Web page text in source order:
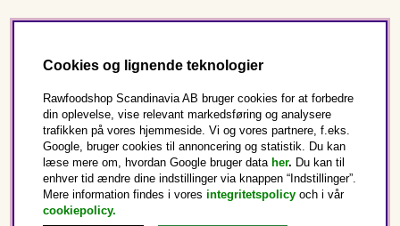
Dette er Rawfoodshop
Danmark
Cookies og lignende teknologier
Rawfoodshop Scandinavia AB bruger cookies for at forbedre
din oplevelse, vise relevant markedsføring og analysere
trafikken på vores hjemmeside. Vi og vores partnere, f.eks.
Google, bruger cookies til annoncering og statistik. Du kan
læse mere om, hvordan Google bruger data her. Du kan til
enhver tid ændre dine indstillinger via knappen “Indstillinger”.
Mere information findes i vores integritetspolicy och i vår
cookiepolicy.